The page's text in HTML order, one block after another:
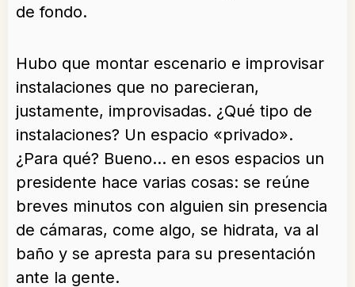
de fondo.
Hubo que montar escenario e improvisar
instalaciones que no parecieran,
justamente, improvisadas. ¿Qué tipo de
instalaciones? Un espacio «privado».
¿Para qué? Bueno… en esos espacios un
presidente hace varias cosas: se reúne
breves minutos con alguien sin presencia
de cámaras, come algo, se hidrata, va al
baño y se apresta para su presentación
ante la gente.